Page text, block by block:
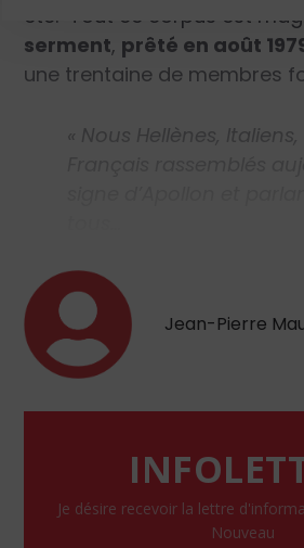
etc. Tout ce corpus est
serment, prêté en août
une trentaine de membres
« Nous Hellènes,
Jean-Pierre
Je désire recevoir la lettre
Nouveau